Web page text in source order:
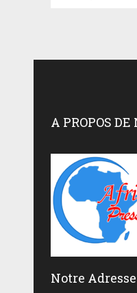
A PROPOS DE
Notre Adresse